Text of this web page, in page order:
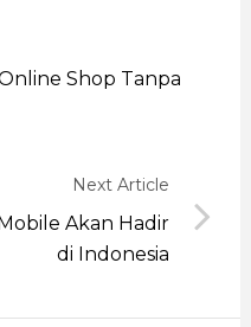
Shop Tanpa
Next Article
Akan Hadir
di Indonesia